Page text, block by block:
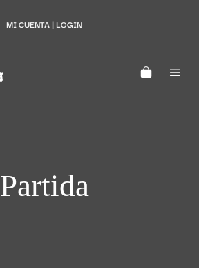
MI CUENTA | LOGIN
Partida